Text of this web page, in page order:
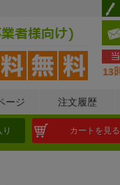
ージ 注文履歴
カートを見る